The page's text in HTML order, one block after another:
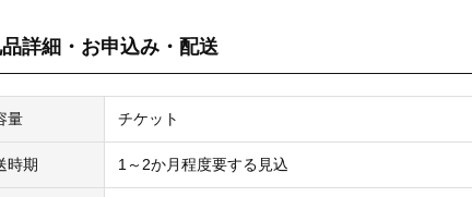
詳細・お申込み・配送
量 チケット
時期 1～2か月程度要する見込